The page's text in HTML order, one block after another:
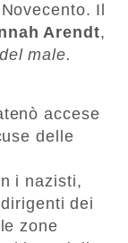
Il
Arendt,
del male.
accese
delle
i nazisti,
dei
zone